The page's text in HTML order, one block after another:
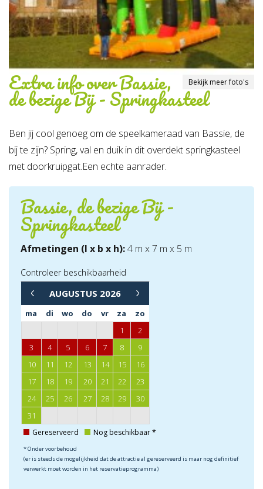
Bekijk meer foto's
Extra info overBassie,
de bezige Bij - Springkasteel
Ben jij cool genoeg om de speelkameraad van Bassie, de
bij te zijn? Spring, val en duik in dit overdekt springkasteel
met doorkruipgat.Een echte aanrader.
Bassie, de bezige Bij -
Springkasteel
Afmetingen (l x b x h):4 m x 7 m x 5 m
Controleer beschikbaarheid
AUGUSTUS 2026
ma di wo do vr za
zo
1
2
3
4 5 6 7 8
9
10
11 12 13 14 15
16
17
18 19 20 21 22
23
24
25 26 27 28 29
30
31
Gereserveerd Nog beschikbaar *
* Onder voorbehoud
(er is steeds de mogelijkheid dat de attractie al gereserveerd is maar nog definitief
verwerkt moet worden in het reservatieprogramma)